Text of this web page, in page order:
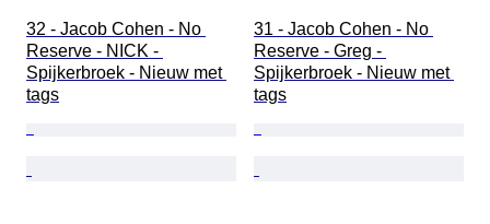
32 - Jacob Cohen - No
Reserve - NICK -
Spijkerbroek - Nieuw met
tags
31 - Jacob Cohen - No
Reserve - Greg -
Spijkerbroek - Nieuw met
tags